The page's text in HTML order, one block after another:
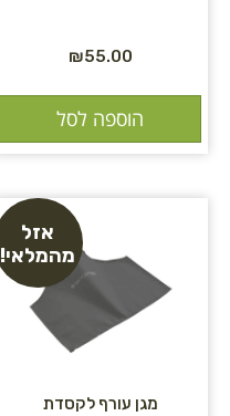
₪55.00
הוספה לסל
אזל
מהמלאי!
מגן עורף לקסדת